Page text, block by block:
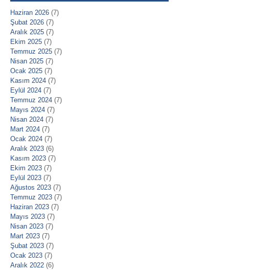
Haziran 2026 (7)
Şubat 2026 (7)
Aralık 2025 (7)
Ekim 2025 (7)
Temmuz 2025 (7)
Nisan 2025 (7)
Ocak 2025 (7)
Kasım 2024 (7)
Eylül 2024 (7)
Temmuz 2024 (7)
Mayıs 2024 (7)
Nisan 2024 (7)
Mart 2024 (7)
Ocak 2024 (7)
Aralık 2023 (6)
Kasım 2023 (7)
Ekim 2023 (7)
Eylül 2023 (7)
Ağustos 2023 (7)
Temmuz 2023 (7)
Haziran 2023 (7)
Mayıs 2023 (7)
Nisan 2023 (7)
Mart 2023 (7)
Şubat 2023 (7)
Ocak 2023 (7)
Aralık 2022 (6)